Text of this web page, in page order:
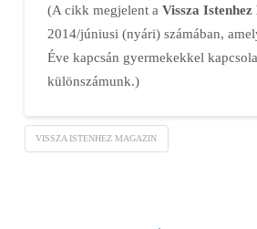
(A cikk megjelent a Vissza
2014/júniusi (nyári) számában,
Éve kapcsán gyermekekkel
különszámunk.)
VISSZA ISTENHEZ MAGAZIN